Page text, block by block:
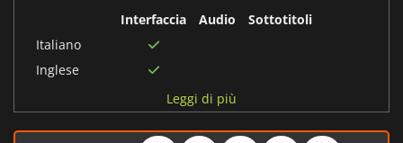
Interfaccia
Audio
Sottotitoli
Italiano
Inglese
Leggi di più